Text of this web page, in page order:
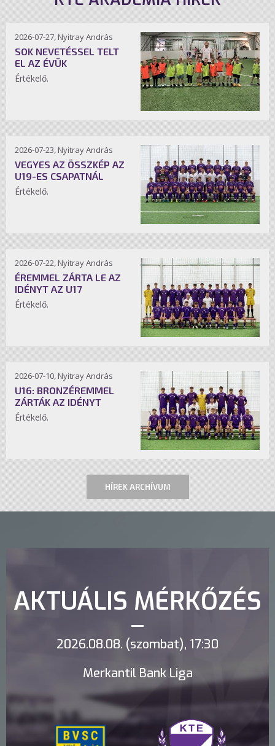
2026-07-27, Nyitray András
SOK NEVETÉSSEL TELT
EL AZ ÉVÜK
Értékelő.
2026-07-23, Nyitray András
VEGYES AZ ÖSSZKÉP AZ
U19-ES CSAPATNÁL
Értékelő.
2026-07-22, Nyitray András
ÉREMMEL ZÁRTA LE AZ
IDÉNYT AZ U17
Értékelő.
2026-07-10, Nyitray András
U16: BRONZÉREMMEL
ZÁRTÁK AZ IDÉNYT
Értékelő.
HÍREK ARCHÍVUM
AKTUÁLIS MÉRKŐZÉS
2026.08.08. (szombat), 17:30
Merkantil Bank Liga